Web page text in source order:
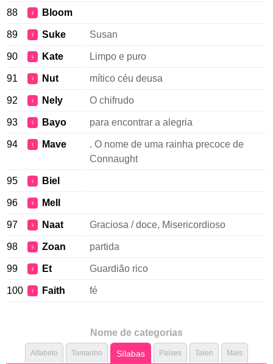
88 ♀ Bloom
89 ♀ Suke Susan
90 ♀ Kate Limpo e puro
91 ♀ Nut mítico céu deusa
92 ♀ Nely O chifrudo
93 ♀ Bayo para encontrar a alegria
94 ♀ Mave
. O nome de uma rainha precoce de
Connaught
95 ♀ Biel
96 ♀ Mell
97 ♀ Naat Graciosa / doce, Misericordioso
98 ♀ Zoan partida
99 ♀ Et Guardião rico
100 ♀ Faith fé
Nome de categorias
Alfabeto Tamanho Sílabas Países Talen Mais